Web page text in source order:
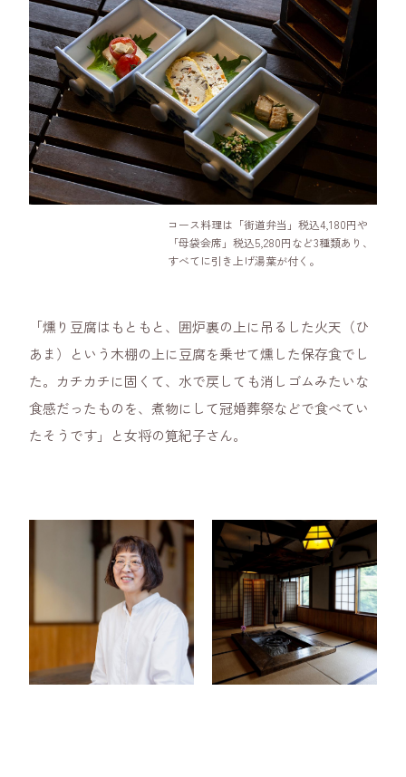
コース料理は「街道弁当」税込4,180円や
「母袋会席」税込5,280円など3種類あり、
すべてに引き上げ湯葉が付く。
「燻り豆腐はもともと、囲炉裏の上に吊るした火天（ひ
あま）という木棚の上に豆腐を乗せて燻した保存食でし
た。カチカチに固くて、水で戻しても消しゴムみたいな
食感だったものを、煮物にして冠婚葬祭などで食べてい
たそうです」と女将の筧紀子さん。